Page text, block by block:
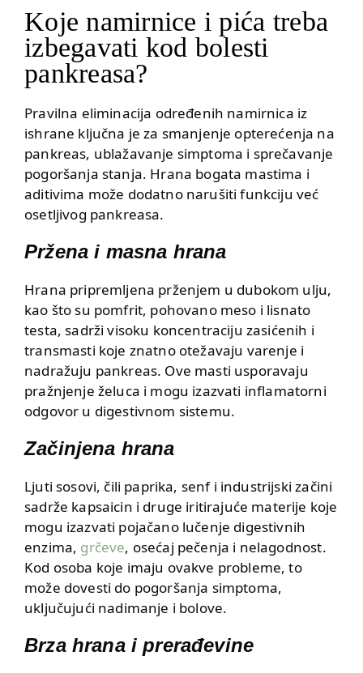
Koje namirnice i pića treba
izbegavati kod bolesti
pankreasa?
Pravilna eliminacija određenih namirnica iz
ishrane ključna je za smanjenje opterećenja na
pankreas, ublažavanje simptoma i sprečavanje
pogoršanja stanja. Hrana bogata mastima i
aditivima može dodatno narušiti funkciju već
osetljivog pankreasa.
Pržena i masna hrana
Hrana pripremljena prženjem u dubokom ulju,
kao što su pomfrit, pohovano meso i lisnato
testa, sadrži visoku koncentraciju zasićenih i
transmasti koje znatno otežavaju varenje i
nadražuju pankreas. Ove masti usporavaju
pražnjenje želuca i mogu izazvati inflamatorni
odgovor u digestivnom sistemu.
Začinjena hrana
Ljuti sosovi, čili paprika, senf i industrijski začini
sadrže kapsaicin i druge iritirajuće materije koje
mogu izazvati pojačano lučenje digestivnih
enzima, grčeve, osećaj pečenja i nelagodnost.
Kod osoba koje imaju ovakve probleme, to
može dovesti do pogoršanja simptoma,
uključujući nadimanje i bolove.
Brza hrana i prerađevine